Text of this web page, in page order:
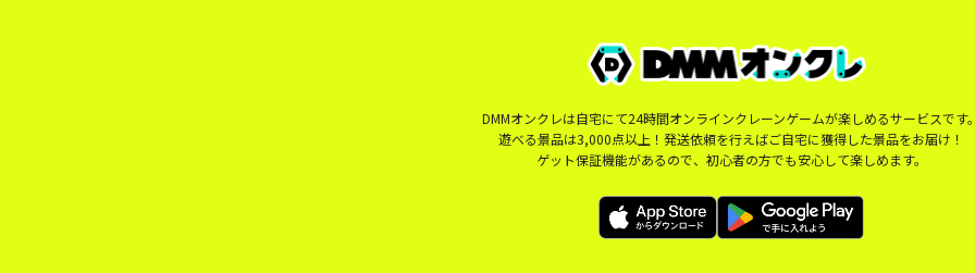
DMMオンクレは自宅にて24時間オンラインクレーンゲームが楽しめるサービスです
遊べる景品は3,000点以上！発送依頼を行えばご自宅に獲得した景品をお届け！
ゲット保証機能があるので、初心者の方でも安心して楽しめます。